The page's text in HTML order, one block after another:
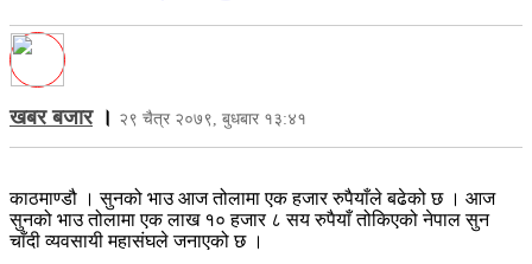
खबर बजार। २९ चैत्र २०७९, बुधबार १३:४१
काठमाण्डौ । सुनको भाउ आज तोलामा एक हजार रुपैयाँले बढेको छ । आज
सुनको भाउ तोलामा एक लाख १० हजार ८ सय रुपैयाँ तोकिएको नेपाल सुन
चाँदी व्यवसायी महासंघले जनाएको छ ।